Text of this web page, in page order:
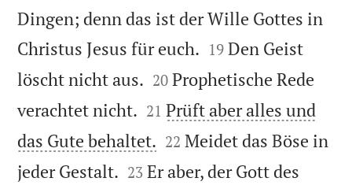
Dingen; denn das ist der Wille Gottes in
Christus Jesus für euch. 

19 Den Geist
löscht nicht aus. 

20 Prophetische Rede
verachtet nicht. 

21 Prüft aber alles und
das Gute behaltet. 

22 Meidet das Böse in
jeder Gestalt. 

23 Er aber, der Gott des